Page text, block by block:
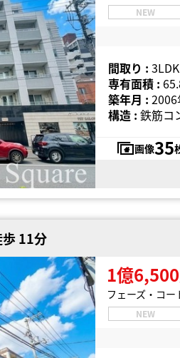
NEW
間取り : 3LDK
専有面積 :
築年月 : 2006
構造 : 鉄筋コ
画像35
11分
1億
フェーズ・コー
NEW